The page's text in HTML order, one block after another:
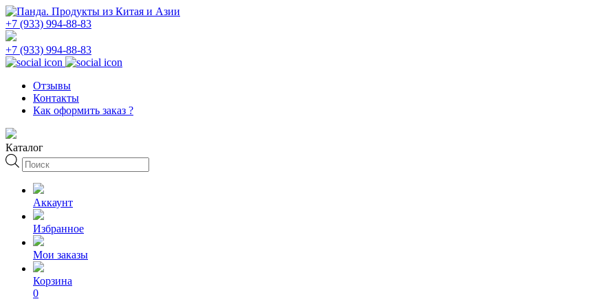
+7 (933) 994-88-83
+7 (933) 994-88-83
Отзывы
Контакты
Как оформить заказ ?
Каталог
Поиск
товаров
Аккаунт
Избранное
Мои заказы
Корзина
0